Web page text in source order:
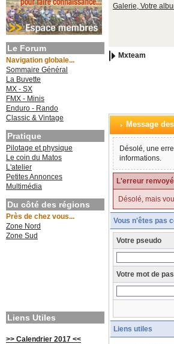
Le Forum
Navigation globale...
Sommaire Général
La Buvette
MX - SX
FMX - Minis
Enduro - Rando
Classic & Vintage
Pratique
Pilotage et physique
Le coin du Matos
L'atelier
Petites Annonces
Multimédia
Du côté des régions
Près de chez vous...
Zone Nord
Zone Sud
Liens Utiles
>> Calendrier 2017 <<
Galerie, Votre
Mxteam
Message
Désolé, une
informations.
L'erreur
Désolé, mais
Vous n'êtes pas
Votre pseudo
Votre mot de
Liens utiles